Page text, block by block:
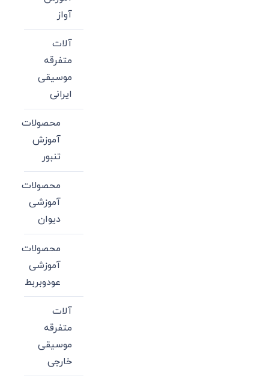
آواز
آلات
متفرقه
موسیقی
ایرانی
محصولات
آموزش
تنبور
محصولات
آموزشی
دیوان
محصولات
آموزشی
عودوبربط
آلات
متفرقه
موسیقی
خارجی